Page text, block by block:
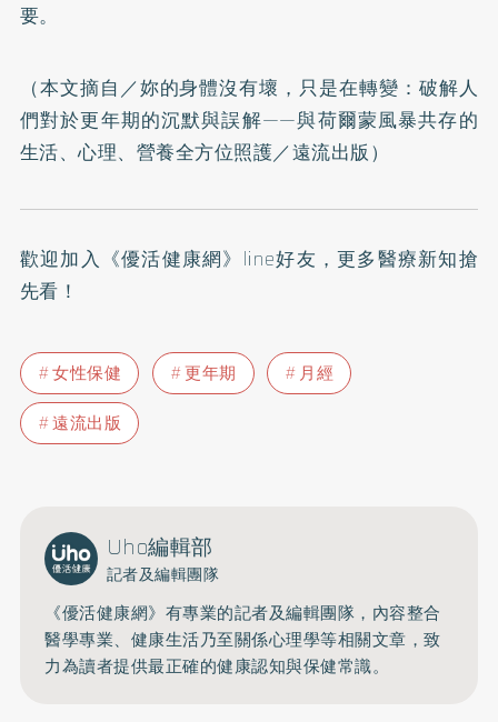
要。
（本文摘自／妳的身體沒有壞，只是在轉變：破解人
們對於更年期的沉默與誤解——與荷爾蒙風暴共存的
生活、心理、營養全方位照護／遠流出版）
歡迎加入 《優活健康網》line好友 ，更多醫療新知搶
先看！
女性保健 更年期
月經
遠流出版
Uho編輯部
記者及編輯團隊
《優活健康網》有專業的記者及編輯團隊，內容整合
醫學專業、健康生活乃至關係心理學等相關文章，致
力為讀者提供最正確的健康認知與保健常識。